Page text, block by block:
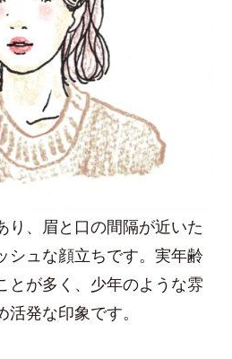
り、眉と口の間隔が近いた
シュな顔立ちです。実年齢
とが多く、少年のような雰
発な印象です。